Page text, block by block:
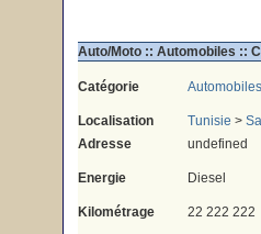
Auto/Moto :: Automobiles ::
Catégorie Automobiles
Localisation Tunisie >
Adresse
undefined
Energie Diesel
Kilométrage 22 222 222